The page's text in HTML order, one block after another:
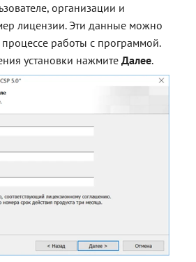
организации и
лицензии. Эти данные можно
процессе работы с программой.
установки нажмитеДалее.